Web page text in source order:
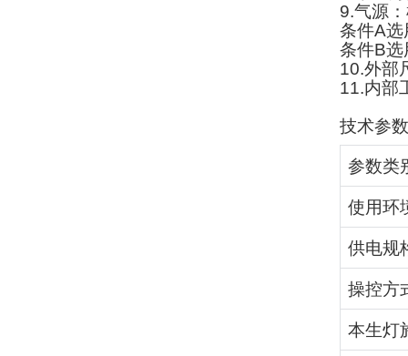
9.气源
条件A选
条件B选
10.外部
11.内部
技术参
参数类
使用环
供电规
操控方
本生灯